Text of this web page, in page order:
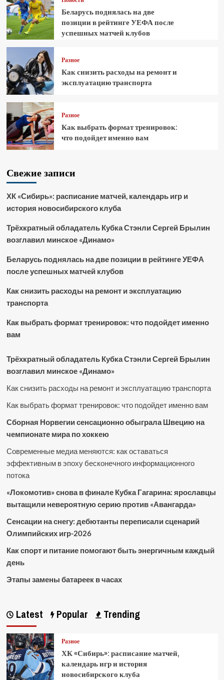
Беларусь поднялась на две
позиции в рейтинге УЕФА после
успешных матчей клубов
Разное
Как снизить расходы на ремонт и
эксплуатацию транспорта
Разное
Как выбрать формат тренировок:
что подойдет именно вам
Свежие записи
ХК «Сибирь»: расписание матчей, календарь игр и
история новосибирского клуба
Трёхкратный обладатель Кубка Стэнли Сергей Брылин
возглавил минское «Динамо»
Беларусь поднялась на две позиции в рейтинге УЕФА
после успешных матчей клубов
Как снизить расходы на ремонт и эксплуатацию
транспорта
Как выбрать формат тренировок: что подойдет именно
вам
Трёхкратный обладатель Кубка Стэнли Сергей Брылин
возглавил минское «Динамо»
Как снизить расходы на ремонт и эксплуатацию транспорта
Как выбрать формат тренировок: что подойдет именно вам
Сборная Норвегии сенсационно обыграла Швецию на
чемпионате мира по хоккею
Современные медиа меняются: как оставаться
эффективным в эпоху бесконечного информационного
потока
«Локомотив» снова в финале Кубка Гагарина: ярославцы
вытащили невероятную серию против «Авангарда»
Сенсации на снегу: дебютанты переписали сценарий
Олимпийских игр-2026
Как спорт и питание помогают быть энергичным каждый
день
Этапы замены батареек в часах
Latest Popular Trending
Разное
ХК «Сибирь»: расписание матчей,
календарь игр и история
новосибирского клуба